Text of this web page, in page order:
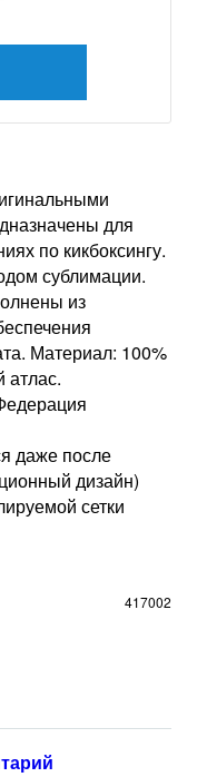
для
по кикбоксингу.
сублимации.
из
Материал: 100%
атлас.
даже после
дизайн)
сетки
417002